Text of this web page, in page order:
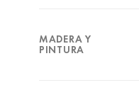
MADERA Y
PINTURA